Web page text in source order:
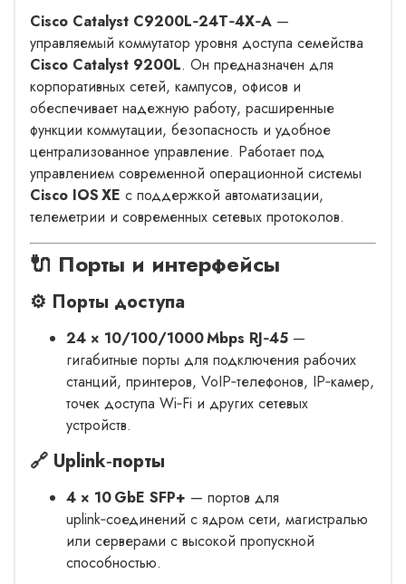
Cisco Catalyst C9200L‑24T‑4X‑A —
управляемый коммутатор уровня доступа семейства
Cisco Catalyst 9200L. Он предназначен для
корпоративных сетей, кампусов, офисов и
обеспечивает надежную работу, расширенные
функции коммутации, безопасность и удобное
централизованное управление. Работает под
управлением современной операционной системы
Cisco IOS XE с поддержкой автоматизации,
телеметрии и современных сетевых протоколов.
🔌 Порты и интерфейсы
⚙️ Порты доступа
24 × 10/100/1000 Mbps RJ‑45 —
гигабитные порты для подключения рабочих
станций, принтеров, VoIP‑телефонов, IP‑камер,
точек доступа Wi‑Fi и других сетевых
устройств.
🔗 Uplink‑порты
4 × 10 GbE SFP+ — портов для
uplink‑соединений с ядром сети, магистралью
или серверами с высокой пропускной
способностью.